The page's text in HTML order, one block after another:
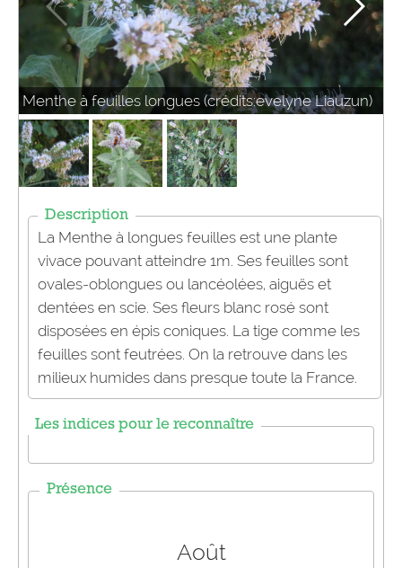
Menthe à feuilles longues (crédits:evelyne Liauzun)
Description
La Menthe à longues feuilles est une plante
vivace pouvant atteindre 1m. Ses feuilles sont
ovales-oblongues ou lancéolées, aiguës et
dentées en scie. Ses fleurs blanc rosé sont
disposées en épis coniques. La tige comme les
feuilles sont feutrées. On la retrouve dans les
milieux humides dans presque toute la France.
Les indices pour le reconnaître
Présence
Août